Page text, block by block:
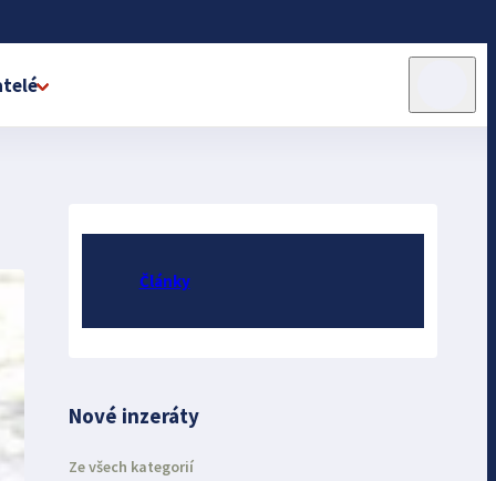
Články
Nové inzeráty
Ze všech kategorií